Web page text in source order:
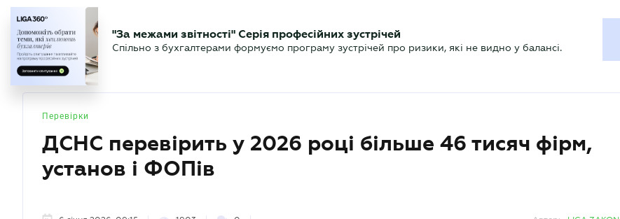
БУХГАЛТЕР Новини Аналітика Календар Актуально
"За межами звітності" Серія професійних зустрічей
Спільно з бухгалтерами формуємо програму зустрічей про ризики, які не видно у балансі.
Перевірки
ДСНС перевірить у 2026 році більше 46 тисяч фірм,
установ і ФОПів